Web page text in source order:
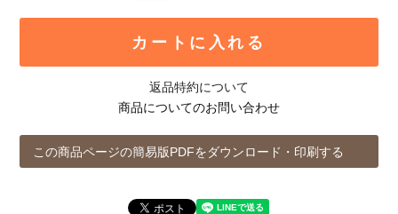
カートに入れる
返品特約について
商品についてのお問い合わせ
この商品ページの簡易版PDFをダウンロード・印刷する